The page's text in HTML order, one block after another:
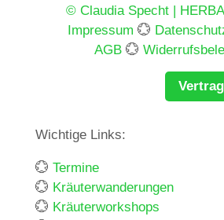
© Claudia Specht |
Impressum 💮
AGB💮
Wichtige Links:
💮 Termine
💮 Kräuterwanderungen
💮 Kräuterworkshops